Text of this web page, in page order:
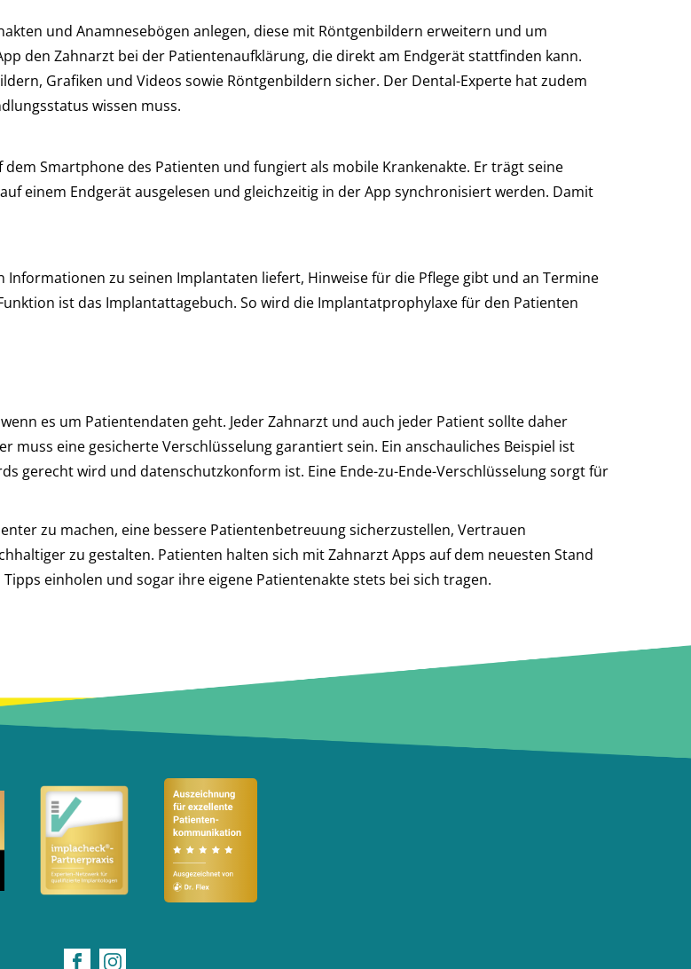
und Anamnesebögen anlegen, diese mit Röntgenbildern erweitern und um
den Zahnarzt bei der Patientenaufklärung, die direkt am Endgerät stattfinden kann.
Grafiken und Videos sowie Röntgenbildern sicher. Der Dental-Experte hat zudem
wissen muss.
Smartphone des Patienten und fungiert als mobile Krankenakte. Er trägt seine
einem Endgerät ausgelesen und gleichzeitig in der App synchronisiert werden. Damit
zu seinen Implantaten liefert, Hinweise für die Pflege gibt und an Termine
ist das Implantattagebuch. So wird die Implantatprophylaxe für den Patienten
es um Patientendaten geht. Jeder Zahnarzt und auch jeder Patient sollte daher
muss eine gesicherte Verschlüsselung garantiert sein. Ein anschauliches Beispiel ist
gerecht wird und datenschutzkonform ist. Eine Ende-zu-Ende-Verschlüsselung sorgt für
zu machen, eine bessere Patientenbetreuung sicherzustellen, Vertrauen
zu gestalten. Patienten halten sich mit Zahnarzt Apps auf dem neuesten Stand
einholen und sogar ihre eigene Patientenakte stets bei sich tragen.